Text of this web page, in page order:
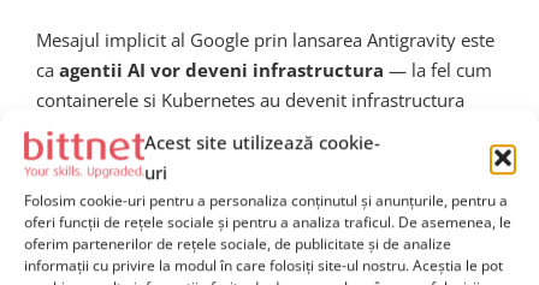
Acest site utilizează cookie-
uri
Folosim cookie-uri pentru a personaliza conținutul și anunțurile, pentru a
oferi funcții de rețele sociale și pentru a analiza traficul. De asemenea, le
oferim partenerilor de rețele sociale, de publicitate și de analize
informații cu privire la modul în care folosiți site-ul nostru. Aceștia le pot
Mesajul implicit al Google prin lansarea Antigravity este
ca agentii AI vor deveni infrastructura — la fel cum
containerele si Kubernetes au devenit infrastructura
pentru aplicatiile cloud-native. In aceasta viziune,
echipele de inginerie nu vor mai construi aplicatii
monolitice sau microservicii traditionale, ci retele de
agenti care colaboreaza, se autoreglementeaza si
evolueaza. Aceasta schimbare de paradigma va redefini
rolul inginerului DevOps, transformandu-l din un